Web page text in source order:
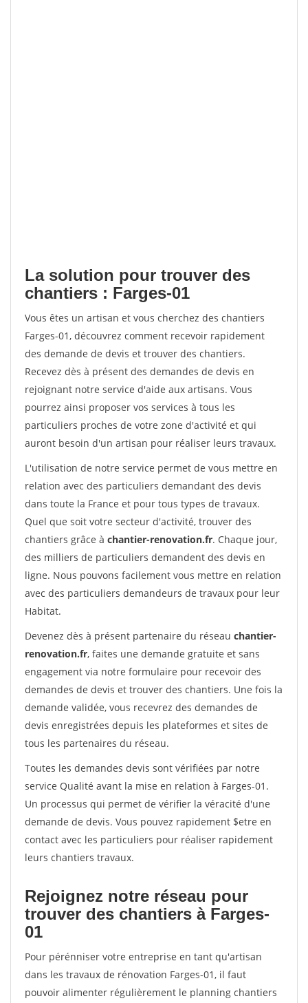
La solution pour trouver des
chantiers : Farges-01
Vous êtes un artisan et vous cherchez des chantiers
Farges-01, découvrez comment recevoir rapidement
des demande de devis et trouver des chantiers.
Recevez dès à présent des demandes de devis en
rejoignant notre service d'aide aux artisans. Vous
pourrez ainsi proposer vos services à tous les
particuliers proches de votre zone d'activité et qui
auront besoin d'un artisan pour réaliser leurs travaux.
L'utilisation de notre service permet de vous mettre en
relation avec des particuliers demandant des devis
dans toute la France et pour tous types de travaux.
Quel que soit votre secteur d'activité, trouver des
chantiers grâce à chantier-renovation.fr. Chaque jour,
des milliers de particuliers demandent des devis en
ligne. Nous pouvons facilement vous mettre en relation
avec des particuliers demandeurs de travaux pour leur
Habitat.
Devenez dès à présent partenaire du réseau chantier-
renovation.fr, faites une demande gratuite et sans
engagement via notre formulaire pour recevoir des
demandes de devis et trouver des chantiers. Une fois la
demande validée, vous recevrez des demandes de
devis enregistrées depuis les plateformes et sites de
tous les partenaires du réseau.
Toutes les demandes devis sont vérifiées par notre
service Qualité avant la mise en relation à Farges-01.
Un processus qui permet de vérifier la véracité d'une
demande de devis. Vous pouvez rapidement $etre en
contact avec les particuliers pour réaliser rapidement
leurs chantiers travaux.
Rejoignez notre réseau pour
trouver des chantiers à Farges-
01
Pour pérénniser votre entreprise en tant qu'artisan
dans les travaux de rénovation Farges-01, il faut
pouvoir alimenter régulièrement le planning chantiers